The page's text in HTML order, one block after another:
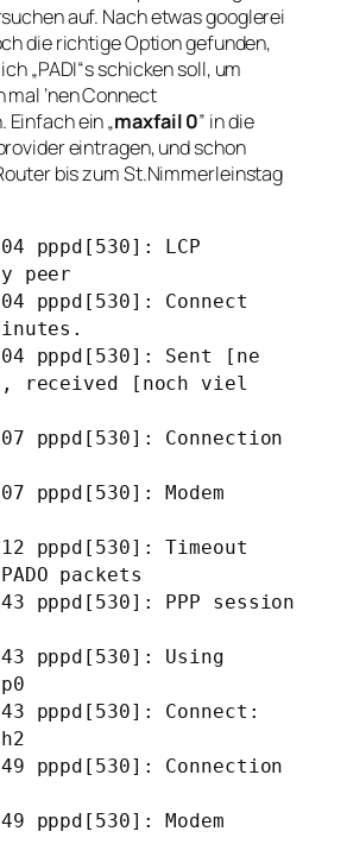
auf. Nach etwas googlerei
die richtige Option gefunden,
„PADI“s schicken soll, um
’nen Connect
ein „maxfail 0” in die
eintragen, und schon
bis zum St.Nimmerleinstag
pppd[530]: LCP
peer
pppd[530]: Connect
pppd[530]: Sent [ne
received
[noch viel
pppd[530]: Connection
pppd[530]: Modem
pppd[530]: Timeout
packets
pppd[530]: PPP session
pppd[530]: Using
pppd[530]: Connect:
pppd[530]: Connection
pppd[530]: Modem